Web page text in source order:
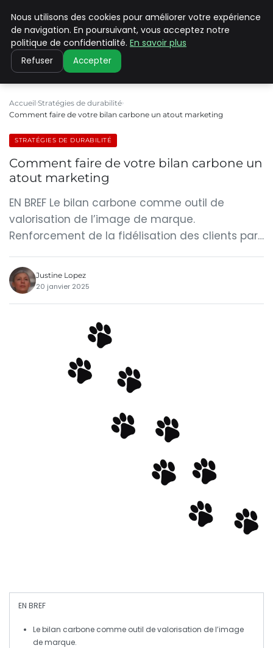
CLIMATE C ADVANCED
Accueil Stratégies de durabilité
Comment faire de votre bilan carbone un atout marketing
STRATÉGIES DE DURABILITÉ
Comment faire de votre bilan carbone un
atout marketing
EN BREF Le bilan carbone comme outil de
valorisation de l’image de marque.
Renforcement de la fidélisation des clients par…
Justine Lopez
20 janvier 2025
EN BREF
Lebilan carbone comme outil de valorisation de l’image
de marque.
Nous utilisons des cookies pour améliorer votre expérience
de navigation. En poursuivant, vous acceptez notre
politique de confidentialité. En savoir plus
Refuser Accepter